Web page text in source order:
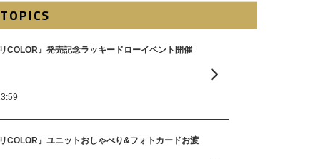
COLOR』発売記念ラッキードローイベント開催
COLOR』ユニットおしゃべり&フォトカードお渡